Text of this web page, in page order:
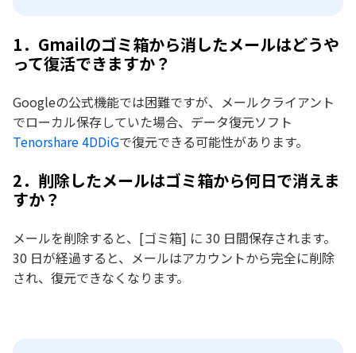
1．Gmailのゴミ箱から消したメールはどうや
って復活できますか？
Googleの公式機能では困難ですが、メールクライアント
でローカル保存していた場合、データ復元ソフト
Tenorshare 4DDiGで復元できる可能性があります。
2．削除したメールはゴミ箱から何日で消えま
すか？
メールを削除すると、[ゴミ箱] に 30 日間保存されます。
30 日が経過すると、メールはアカウントから完全に削除
され、復元できなくなります。